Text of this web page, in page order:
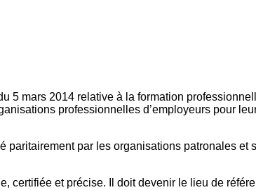
5 mars 2014 relative à la formation
professionnelles d’employeurs pour
paritairement par les organisations patronales
certifiée et précise. Il doit devenir le lieu de